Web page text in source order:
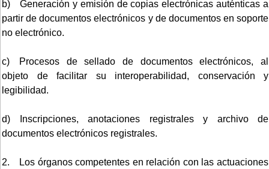
b) Generación y emisión de copias electrónicas auténticas a
partir de documentos electrónicos y de documentos en soporte
no electrónico.
c) Procesos de sellado de documentos electrónicos, al
objeto de facilitar su interoperabilidad, conservación y
legibilidad.
d) Inscripciones, anotaciones registrales y archivo de
documentos electrónicos registrales.
2. Los órganos competentes en relación con las actuaciones